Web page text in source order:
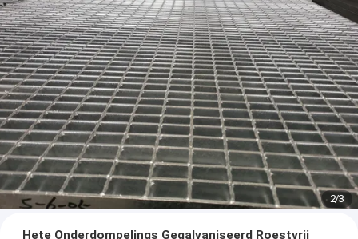
2/3
Hete Onderdompelings Gegalvaniseerd Roestvrij